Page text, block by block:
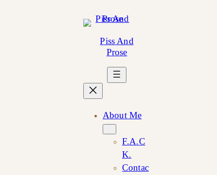
Piss And
Prose
About Me
F.A.C
K.
Contac